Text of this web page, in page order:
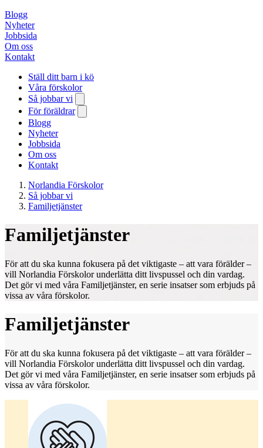
Blogg
Nyheter
Jobbsida
Om oss
Kontakt
Ställ ditt barn i kö
Våra förskolor
Så jobbar vi
För föräldrar
Blogg
Nyheter
Jobbsida
Om oss
Kontakt
Norlandia Förskolor
Så jobbar vi
Familjetjänster
Familjetjänster
För att du ska kunna fokusera på det viktigaste – att vara förälder –
vill Norlandia Förskolor underlätta ditt livspussel och din vardag.
Det gör vi med våra Familjetjänster, en serie insatser som erbjuds på
vissa av våra förskolor.
Familjetjänster
För att du ska kunna fokusera på det viktigaste – att vara förälder –
vill Norlandia Förskolor underlätta ditt livspussel och din vardag.
Det gör vi med våra Familjetjänster, en serie insatser som erbjuds på
vissa av våra förskolor.